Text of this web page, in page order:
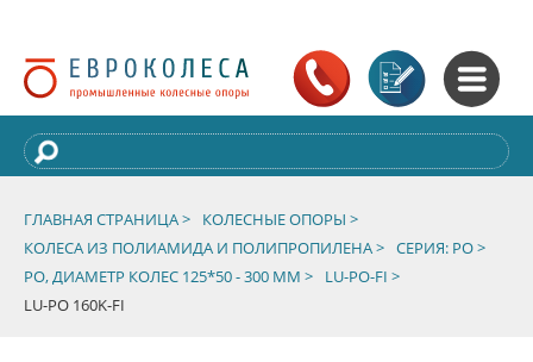
ГЛАВНАЯ СТРАНИЦА >
КОЛЕСНЫЕ ОПОРЫ >
КОЛЕСА ИЗ ПОЛИАМИДА И ПОЛИПРОПИЛЕНА > СЕРИЯ: PO >
PO, ДИАМЕТР КОЛЕС 125*50 - 300 ММ >
LU-PO-FI >
LU-PO 160K-FI